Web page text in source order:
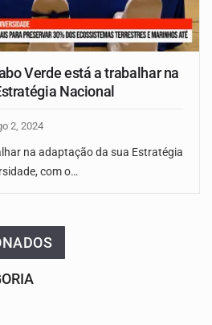
Verde está a trabalhar na
Nacional
2, 2024
na adaptação da sua Estratégia
com o…